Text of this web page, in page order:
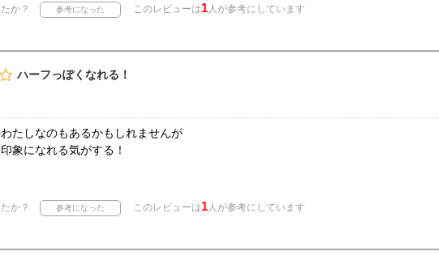
か？ このレビューは1人が参考にしています
ハーフっぽくなれる！
たしなのもあるかもしれませんが
象になれる気がする！
か？ このレビューは1人が参考にしています